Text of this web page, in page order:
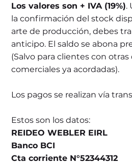
Los valores son + IVA (19%).
la confirmación del stock
arte de producción, debes
anticipo. El saldo se abona
(Salvo para clientes con
comerciales ya acordadas).
Los pagos se realizan vía
Estos son los datos:
REIDEO WEBLER EIRL
Banco BCI
Cta corriente N°52344312